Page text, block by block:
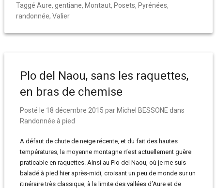
Taggé Aure, gentiane, Montaut, Posets, Pyrénées,
randonnée, Valier
Plo del Naou, sans les raquettes,
en bras de chemise
Posté le 18 décembre 2015 par Michel BESSONE dans
Randonnée à pied
A défaut de chute de neige récente, et du fait des hautes
températures, la moyenne montagne n’est actuellement guère
praticable en raquettes. Ainsi au Plo del Naou, où je me suis
baladé à pied hier après-midi, croisant un peu de monde sur un
itinéraire très classique, à la limite des vallées d’Aure et de